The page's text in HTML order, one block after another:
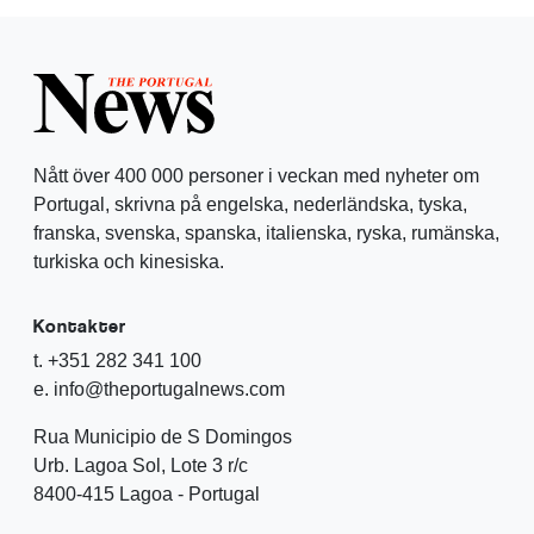
Nått över 400 000 personer i veckan med nyheter om
Portugal, skrivna på engelska, nederländska, tyska,
franska, svenska, spanska, italienska, ryska, rumänska,
turkiska och kinesiska.
Kontakter
t. +351 282 341 100
e. info@theportugalnews.com
Rua Municipio de S Domingos
Urb. Lagoa Sol, Lote 3 r/c
8400-415 Lagoa - Portugal